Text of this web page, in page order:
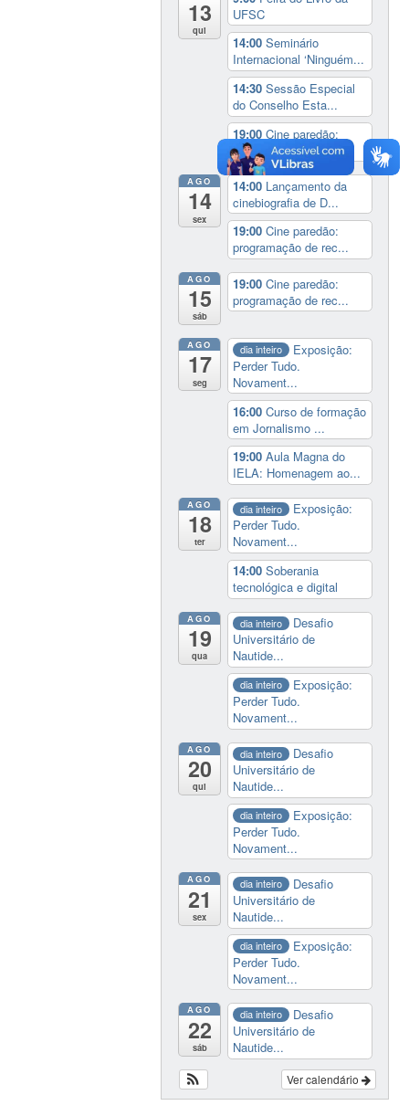
13
qui
UFSC
14:00Seminário
Internacional ‘Ninguém...
14:30Sessão Especial
do Conselho Esta...
19:00Cine paredão:
programação de rec...
AGO
14
sex
14:00 Lançamento da
cinebiografia de D...
19:00Cine paredão:
programação de rec...
AGO
15
sáb
19:00Cine paredão:
programação de rec...
AGO
17
seg
dia inteiro
Exposição:
Perder Tudo.
Novament...
16:00Curso de formação
em Jornalismo ...
19:00Aula Magna do
IELA: Homenagem ao...
AGO
18
ter
dia inteiro
Exposição:
Perder Tudo.
Novament...
14:00Soberania
tecnológica e digital
AGO
19
qua
dia inteiro
Desafio
Universitário de
Nautide...
dia inteiro
Exposição:
Perder Tudo.
Novament...
AGO
20
qui
dia inteiro
Desafio
Universitário de
Nautide...
dia inteiro
Exposição:
Perder Tudo.
Novament...
AGO
21
sex
dia inteiro
Desafio
Universitário de
Nautide...
dia inteiro
Exposição:
Perder Tudo.
Novament...
AGO
22
sáb
dia inteiro
Desafio
Universitário de
Nautide...
Ver calendário